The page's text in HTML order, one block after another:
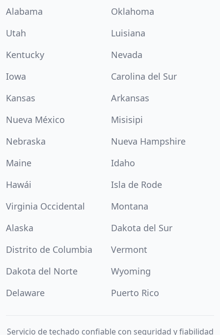
Alabama
Oklahoma
Utah
Luisiana
Kentucky
Nevada
Iowa
Carolina del Sur
Kansas
Arkansas
Nueva México
Misisipi
Nebraska
Nueva Hampshire
Maine
Idaho
Hawái
Isla de Rode
Virginia Occidental
Montana
Alaska
Dakota del Sur
Distrito de Columbia
Vermont
Dakota del Norte
Wyoming
Delaware
Puerto Rico
Servicio de techado confiable con seguridad y fiabilidad